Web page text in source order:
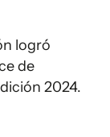
logró
de
2024.